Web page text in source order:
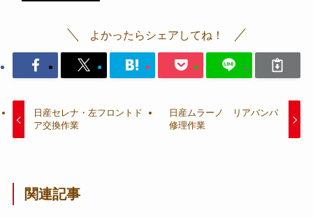
よかったらシェアしてね！
日産セレナ・左フロントド
ア交換作業
日産ムラーノ リアバンパ
修理作業
関連記事